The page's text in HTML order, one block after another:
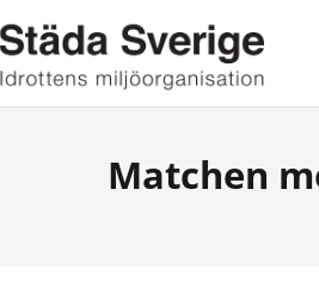
Matchen